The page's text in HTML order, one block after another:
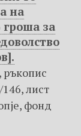
на
гроша за
ръкопис
лист
фонд